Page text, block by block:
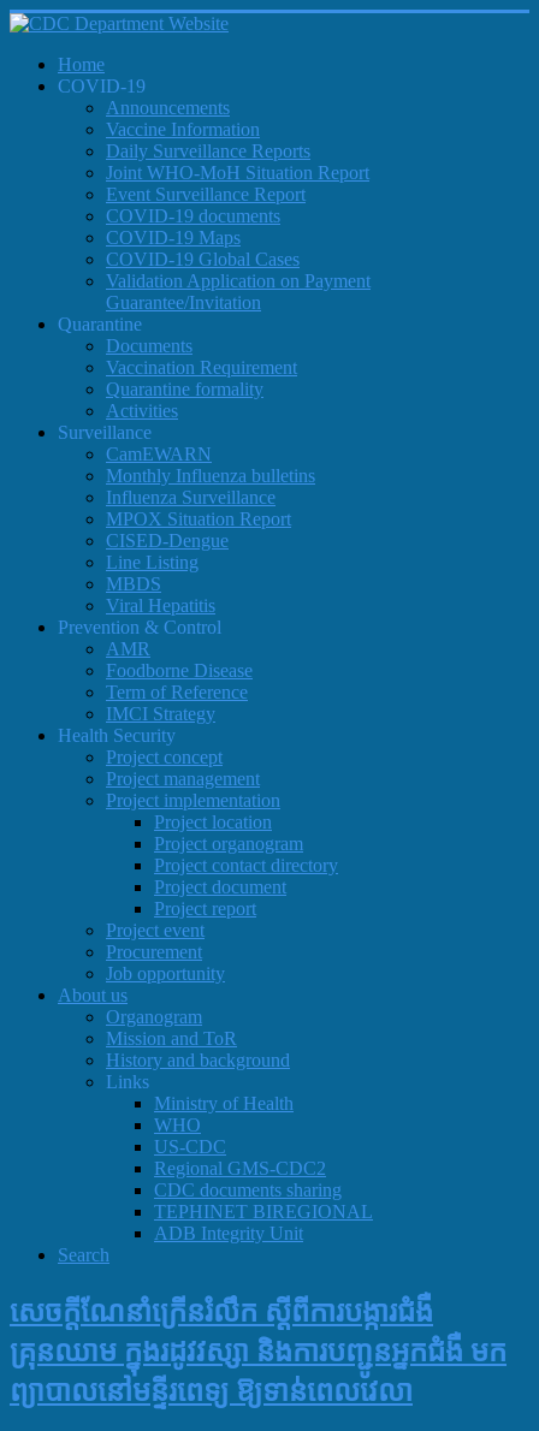
Home
COVID-19
Announcements
Vaccine Information
Daily Surveillance Reports
Joint WHO-MoH Situation Report
Event Surveillance Report
COVID-19 documents
COVID-19 Maps
COVID-19 Global Cases
Validation Application on Payment
Guarantee/Invitation
Quarantine
Documents
Vaccination Requirement
Quarantine formality
Activities
Surveillance
CamEWARN
Monthly Influenza bulletins
Influenza Surveillance
MPOX Situation Report
CISED-Dengue
Line Listing
MBDS
Viral Hepatitis
Prevention & Control
AMR
Foodborne Disease
Term of Reference
IMCI Strategy
Health Security
Project concept
Project management
Project implementation
Project location
Project organogram
Project contact directory
Project document
Project report
Project event
Procurement
Job opportunity
About us
Organogram
Mission and ToR
History and background
Links
Ministry of Health
WHO
US-CDC
Regional GMS-CDC2
CDC documents sharing
TEPHINET BIREGIONAL
ADB Integrity Unit
Search
សេចក្ដីណែនាំក្រើនរំលឹក ស្ដីពីការបង្ការជំងឺ
គ្រុនឈាម ក្នុងរដូវវស្សា និងការបញ្ជូនអ្នកជំងឺ មក
ព្យាបាលនៅមន្ទីរពេទ្យ ឱ្យទាន់ពេលវេលា